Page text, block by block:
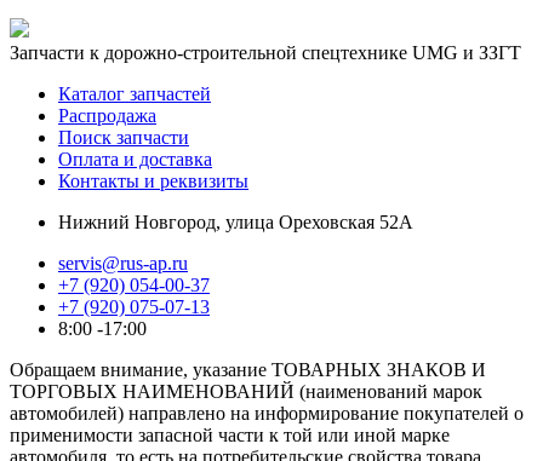
Запчасти к дорожно-строительной спецтехнике UMG и ЗЗГТ
Каталог запчастей
Распродажа
Поиск запчасти
Оплата и доставка
Контакты и реквизиты
Нижний Новгород, улица Ореховская 52А
servis@rus-ap.ru
+7 (920) 054-00-37
+7 (920) 075-07-13
8:00 -17:00
Обращаем внимание, указание ТОВАРНЫХ ЗНАКОВ И
ТОРГОВЫХ НАИМЕНОВАНИЙ (наименований марок
автомобилей) направлено на информирование покупателей о
применимости запасной части к той или иной марке